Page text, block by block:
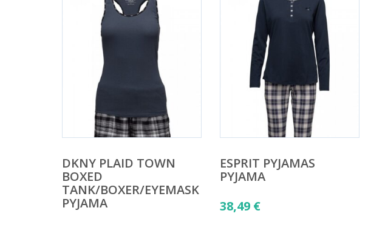
DKNY PLAID TOWN
BOXED
TANK/BOXER/EYEMASK
PYJAMA
ESPRIT PYJAMAS
PYJAMA
38,49 €